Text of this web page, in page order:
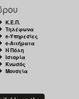
Κ.Ε.Π.
Τηλέφωνα
e-Υπηρεσίες
e-Αιτήματα
Η Πόλη
Ιστορία
Κνωσός
Μουσεία